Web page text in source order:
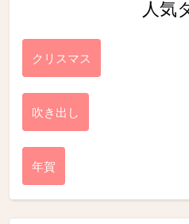
人気
クリスマス
吹き出し
年賀